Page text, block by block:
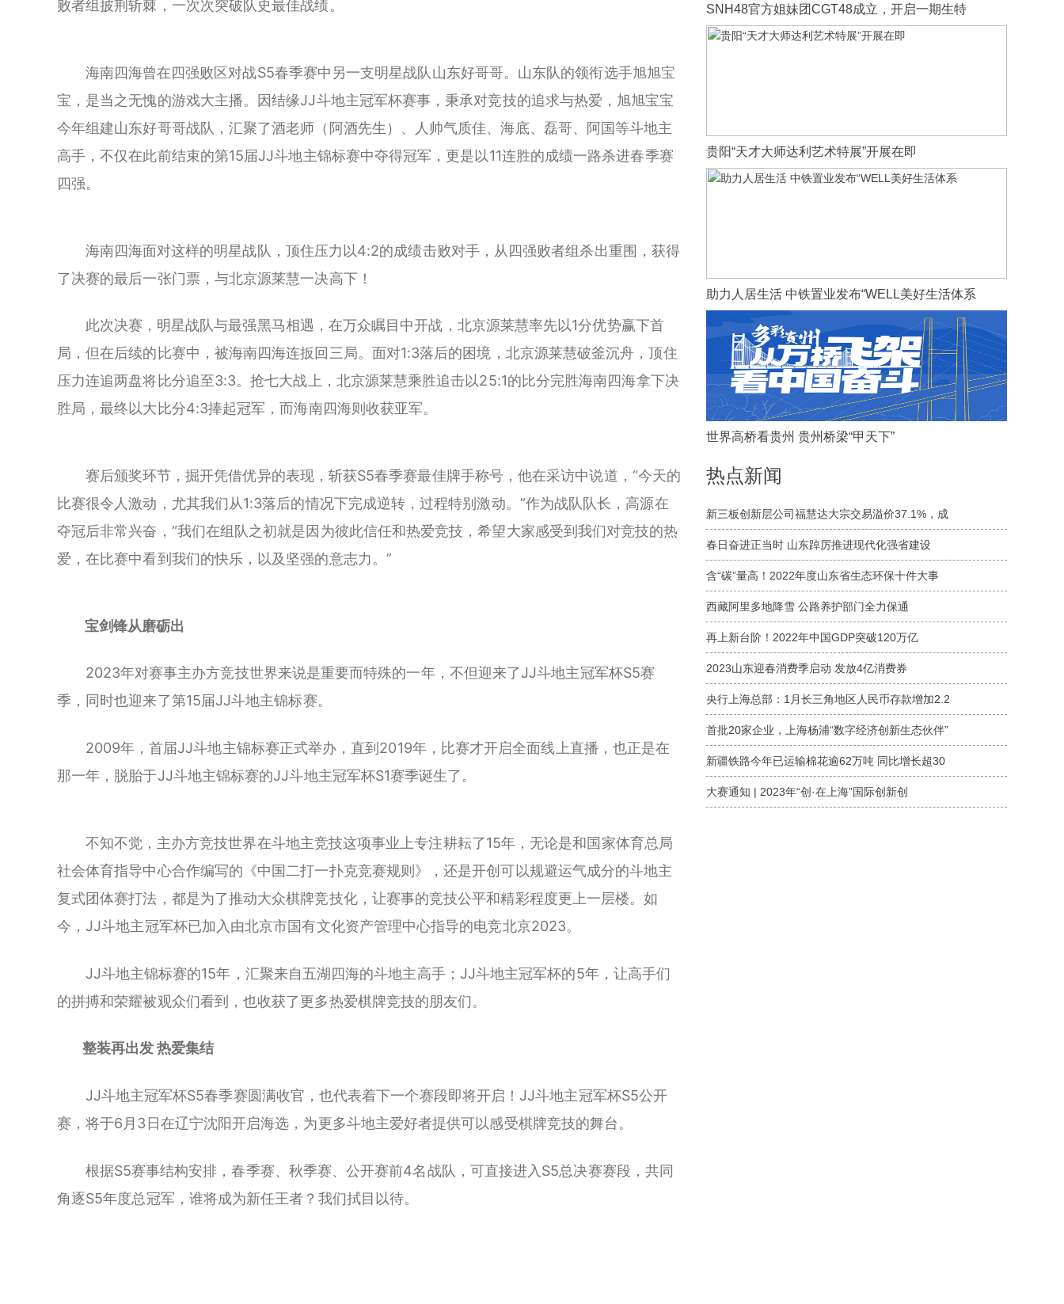
败者组披荆斩棘，一次次突破队史最佳战绩。
海南四海曾在四强败区对战S5春季赛中另一支明星战队山东好哥哥。山东队的领衔选手旭旭宝
宝，是当之无愧的游戏大主播。因结缘JJ斗地主冠军杯赛事，秉承对竞技的追求与热爱，旭旭宝宝
今年组建山东好哥哥战队，汇聚了酒老师（阿酒先生）、人帅气质佳、海底、磊哥、阿国等斗地主
高手，不仅在此前结束的第15届JJ斗地主锦标赛中夺得冠军，更是以11连胜的成绩一路杀进春季赛
四强。
海南四海面对这样的明星战队，顶住压力以4:2的成绩击败对手，从四强败者组杀出重围，获得
了决赛的最后一张门票，与北京源莱慧一决高下！
此次决赛，明星战队与最强黑马相遇，在万众瞩目中开战，北京源莱慧率先以1分优势赢下首
局，但在后续的比赛中，被海南四海连扳回三局。面对1:3落后的困境，北京源莱慧破釜沉舟，顶住
压力连追两盘将比分追至3:3。抢七大战上，北京源莱慧乘胜追击以25:1的比分完胜海南四海拿下决
胜局，最终以大比分4:3捧起冠军，而海南四海则收获亚军。
赛后颁奖环节，掘开凭借优异的表现，斩获S5春季赛最佳牌手称号，他在采访中说道，“今天的
比赛很令人激动，尤其我们从1:3落后的情况下完成逆转，过程特别激动。”作为战队队长，高源在
夺冠后非常兴奋，“我们在组队之初就是因为彼此信任和热爱竞技，希望大家感受到我们对竞技的热
爱，在比赛中看到我们的快乐，以及坚强的意志力。”
宝剑锋从磨砺出
2023年对赛事主办方竞技世界来说是重要而特殊的一年，不但迎来了JJ斗地主冠军杯S5赛
季，同时也迎来了第15届JJ斗地主锦标赛。
2009年，首届JJ斗地主锦标赛正式举办，直到2019年，比赛才开启全面线上直播，也正是在
那一年，脱胎于JJ斗地主锦标赛的JJ斗地主冠军杯S1赛季诞生了。
不知不觉，主办方竞技世界在斗地主竞技这项事业上专注耕耘了15年，无论是和国家体育总局
社会体育指导中心合作编写的《中国二打一扑克竞赛规则》，还是开创可以规避运气成分的斗地主
复式团体赛打法，都是为了推动大众棋牌竞技化，让赛事的竞技公平和精彩程度更上一层楼。如
今，JJ斗地主冠军杯已加入由北京市国有文化资产管理中心指导的电竞北京2023。
JJ斗地主锦标赛的15年，汇聚来自五湖四海的斗地主高手；JJ斗地主冠军杯的5年，让高手们
的拼搏和荣耀被观众们看到，也收获了更多热爱棋牌竞技的朋友们。
整装再出发 热爱集结
JJ斗地主冠军杯S5春季赛圆满收官，也代表着下一个赛段即将开启！JJ斗地主冠军杯S5公开
赛，将于6月3日在辽宁沈阳开启海选，为更多斗地主爱好者提供可以感受棋牌竞技的舞台。
根据S5赛事结构安排，春季赛、秋季赛、公开赛前4名战队，可直接进入S5总决赛赛段，共同
角逐S5年度总冠军，谁将成为新任王者？我们拭目以待。
SNH48官方姐妹团CGT48成立，开启一期生特
贵阳“天才大师达利艺术特展”开展在即
助力人居生活 中铁置业发布“WELL美好生活体系
世界高桥看贵州 贵州桥梁“甲天下”
热点新闻
新三板创新层公司福慧达大宗交易溢价37.1%，成
春日奋进正当时 山东踔厉推进现代化强省建设
含“碳”量高！2022年度山东省生态环保十件大事
西藏阿里多地降雪 公路养护部门全力保通
再上新台阶！2022年中国GDP突破120万亿
2023山东迎春消费季启动 发放4亿消费券
央行上海总部：1月长三角地区人民币存款增加2.2
首批20家企业，上海杨浦“数字经济创新生态伙伴”
新疆铁路今年已运输棉花逾62万吨 同比增长超30
大赛通知 | 2023年“创·在上海”国际创新创